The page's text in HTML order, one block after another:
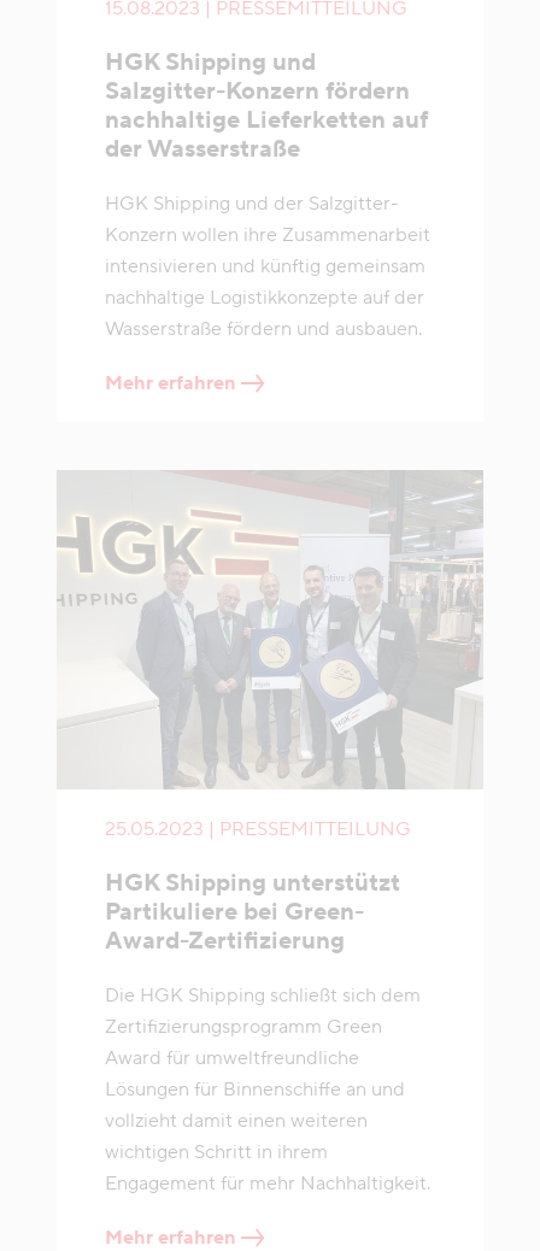
15.08.2023 | PRESSEMITTEILUNG
HGK Shipping und
Salzgitter-Konzern fördern
nachhaltige Lieferketten auf
der Wasserstraße
HGK Shipping und der Salzgitter-
Konzern wollen ihre Zusammenarbeit
intensivieren und künftig gemeinsam
nachhaltige Logistikkonzepte auf der
Wasserstraße fördern und ausbauen.
Mehr erfahren
25.05.2023 | PRESSEMITTEILUNG
HGK Shipping unterstützt
Partikuliere bei Green-
Award-Zertifizierung
Die HGK Shipping schließt sich dem
Zertifizierungsprogramm Green
Award für umweltfreundliche
Lösungen für Binnenschiffe an und
vollzieht damit einen weiteren
wichtigen Schritt in ihrem
Engagement für mehr Nachhaltigkeit.
Mehr erfahren